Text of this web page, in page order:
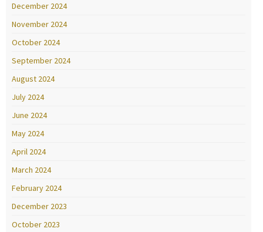
December 2024
November 2024
October 2024
September 2024
August 2024
July 2024
June 2024
May 2024
April 2024
March 2024
February 2024
December 2023
October 2023